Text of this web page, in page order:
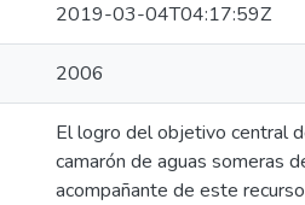
2019-03-04T04:17:59Z
2006
El logro del objetivo central
camarón de aguas someras
acompañante de este